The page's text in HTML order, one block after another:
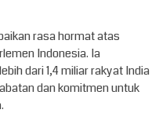
rasa hormat atas
Indonesia. Ia
dari 1,4 miliar rakyat India
dan komitmen untuk